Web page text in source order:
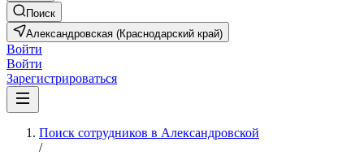
Поиск
Александровская (Краснодарский край)
Войти
Войти
Зарегистрироваться
Поиск сотрудников в Александровской
/